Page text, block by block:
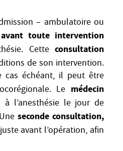
– ambulatoire ou
toute intervention
Cette consultation
de son intervention.
cas échéant, il peut être
Le médecin
l’anesthésie le jour de
seconde consultation,
avant l’opération, afin